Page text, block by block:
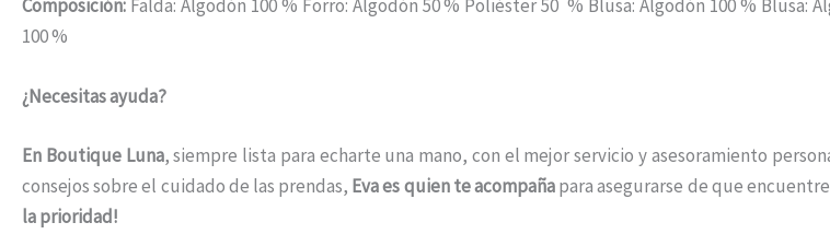
Composición: Falda: Algodón 100 % Forro: Algodón 50 % Poliéster 50 % Blusa: Algodón 100 % Blusa:
100 %
¿Necesitas ayuda?
En Boutique Luna, siempre lista para echarte una mano, con el mejor servicio y asesoramiento
consejos sobre el cuidado de las prendas, Eva es quien te acompañapara asegurarse de que
la prioridad!